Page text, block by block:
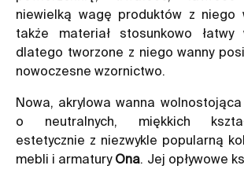
niewielką wagę produktów z niego
także materiał stosunkowo łatwy
dlatego tworzone z niego wanny
nowoczesne wzornictwo.
Nowa, akrylowa wanna wolnostojąca
o neutralnych, miękkich
estetycznie z niezwykle popularną
mebli i armatury Ona . Jej opływowe